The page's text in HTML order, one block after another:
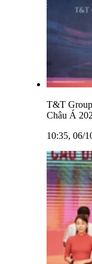
T&T
Châu Á
10:35, 06/